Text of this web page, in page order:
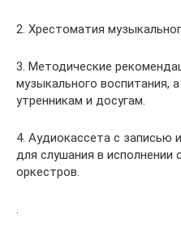
2. Хрестоматия
3. Методические
музыкального вос­питания,
утренникам и досугам.
4. Аудиокассета c записью
для слуша­ния в исполнении
оркестров.
.